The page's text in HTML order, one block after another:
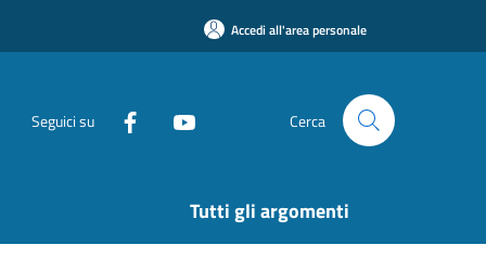
Accedi all'area personale
Seguici su Cerca
Tutti gli argomenti